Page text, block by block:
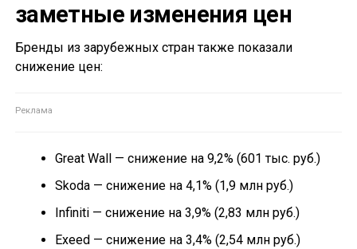
заметные изменения цен
Бренды из зарубежных стран также показали
снижение цен:
Great Wall — снижение на 9,2% (601 тыс. руб.)
Skoda — снижение на 4,1% (1,9 млн руб.)
Infiniti — снижение на 3,9% (2,83 млн руб.)
Exeed — снижение на 3,4% (2,54 млн руб.)